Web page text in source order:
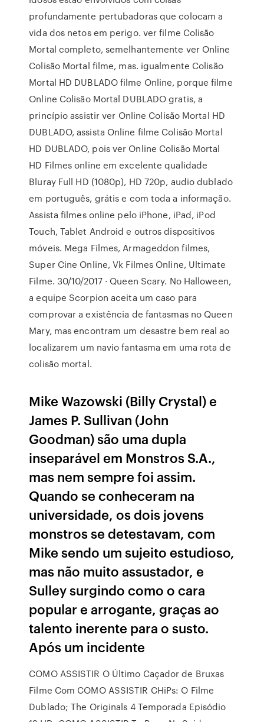
profundamente pertubadoras que colocam a
vida dos netos em perigo. ver filme Colisão
Mortal completo, semelhantemente ver Online
Colisão Mortal filme, mas. igualmente Colisão
Mortal HD DUBLADO filme Online, porque filme
Online Colisão Mortal DUBLADO gratis, a
princípio assistir ver Online Colisão Mortal HD
DUBLADO, assista Online filme Colisão Mortal
HD DUBLADO, pois ver Online Colisão Mortal
HD Filmes online em excelente qualidade
Bluray Full HD (1080p), HD 720p, audio dublado
em português, grátis e com toda a informação.
Assista filmes online pelo iPhone, iPad, iPod
Touch, Tablet Android e outros dispositivos
móveis. Mega Filmes, Armageddon filmes,
Super Cine Online, Vk Filmes Online, Ultimate
Filme. 30/10/2017 · Queen Scary. No Halloween,
a equipe Scorpion aceita um caso para
comprovar a existência de fantasmas no Queen
Mary, mas encontram um desastre bem real ao
localizarem um navio fantasma em uma rota de
colisão mortal.
Mike Wazowski (Billy Crystal) e
James P. Sullivan (John
Goodman) são uma dupla
inseparável em Monstros S.A.,
mas nem sempre foi assim.
Quando se conheceram na
universidade, os dois jovens
monstros se detestavam, com
Mike sendo um sujeito estudioso,
mas não muito assustador, e
Sulley surgindo como o cara
popular e arrogante, graças ao
talento inerente para o susto.
Após um incidente
COMO ASSISTIR O Último Caçador de Bruxas
Filme Com COMO ASSISTIR CHiPs: O Filme
Dublado; The Originals 4 Temporada Episódio